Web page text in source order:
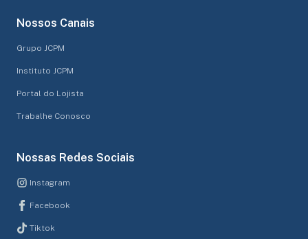
Nossos Canais
Grupo JCPM
Instituto JCPM
Portal do Lojista
Trabalhe Conosco
Nossas Redes Sociais
Instagram
Facebook
Tiktok